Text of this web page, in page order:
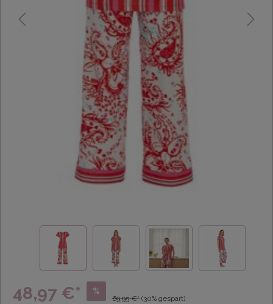
48,97 €* %
69,95 €* (30% gespart)